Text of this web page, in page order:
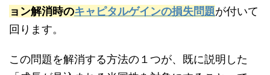
ョン解消時のキャピタルゲインの損失問題が付いて
回ります。
この問題を解消する方法の１つが、既に説明した